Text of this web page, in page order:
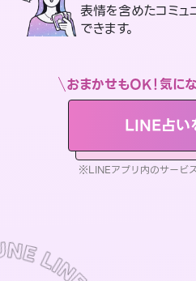
表情を含めたコミュ
できます。
おまかせもOK！気に
LINE占い
※LINEアプリ内のサービ